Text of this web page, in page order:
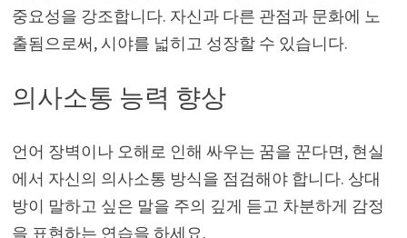
중요성을 강조합니다. 자신과 다른 관점과 문화에 노
출됨으로써, 시야를 넓히고 성장할 수 있습니다.
의사소통 능력 향상
언어 장벽이나 오해로 인해 싸우는 꿈을 꾼다면, 현실
에서 자신의 의사소통 방식을 점검해야 합니다. 상대
방이 말하고 싶은 말을 주의 깊게 듣고 차분하게 감정
을 표현하는 연습을 하세요.